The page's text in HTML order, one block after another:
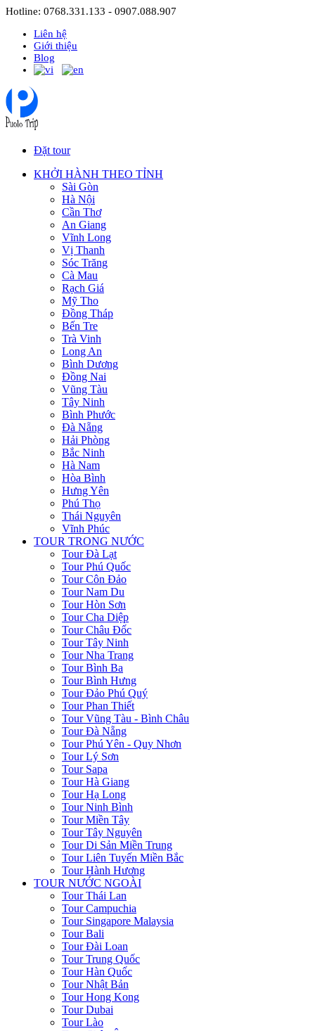
Hotline: 0768.331.133 - 0907.088.907
Liên hệ
Giới thiệu
Blog
Đặt tour
KHỞI HÀNH THEO TỈNH
Sài Gòn
Hà Nội
Cần Thơ
An Giang
Vĩnh Long
Vị Thanh
Sóc Trăng
Cà Mau
Rạch Giá
Mỹ Tho
Đồng Tháp
Bến Tre
Trà Vinh
Long An
Bình Dương
Đồng Nai
Vũng Tàu
Tây Ninh
Bình Phước
Đà Nẵng
Hải Phòng
Bắc Ninh
Hà Nam
Hòa Bình
Hưng Yên
Phú Thọ
Thái Nguyên
Vĩnh Phúc
TOUR TRONG NƯỚC
Tour Đà Lạt
Tour Phú Quốc
Tour Côn Đảo
Tour Nam Du
Tour Hòn Sơn
Tour Cha Diệp
Tour Châu Đốc
Tour Tây Ninh
Tour Nha Trang
Tour Bình Ba
Tour Bình Hưng
Tour Đảo Phú Quý
Tour Phan Thiết
Tour Vũng Tàu - Bình Châu
Tour Đà Nẵng
Tour Phú Yên - Quy Nhơn
Tour Lý Sơn
Tour Sapa
Tour Hà Giang
Tour Hạ Long
Tour Ninh Bình
Tour Miền Tây
Tour Tây Nguyên
Tour Di Sản Miền Trung
Tour Liên Tuyến Miền Bắc
Tour Hành Hương
TOUR NƯỚC NGOÀI
Tour Thái Lan
Tour Campuchia
Tour Singapore Malaysia
Tour Bali
Tour Đài Loan
Tour Trung Quốc
Tour Hàn Quốc
Tour Nhật Bản
Tour Hong Kong
Tour Dubai
Tour Lào